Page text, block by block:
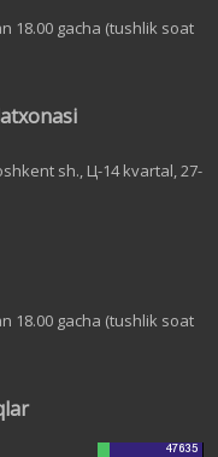
18.00 gacha (tushlik soat
sh., Ц-14 kvartal, 27-
18.00 gacha (tushlik soat